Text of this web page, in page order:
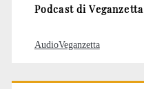
Podcast di Veganzetta
AudioVeganzetta